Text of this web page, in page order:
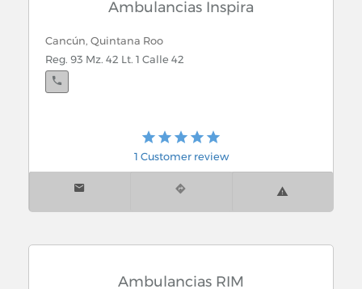
Ambulancias Inspira
Cancún, Quintana Roo
Reg. 93 Mz. 42 Lt. 1 Calle 42
1 Customer review
Ambulancias RIM